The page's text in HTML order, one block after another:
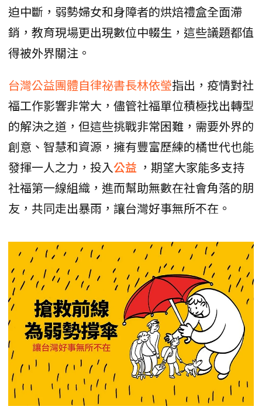
迫中斷，弱勢婦女和身障者的烘焙禮盒全面滯
銷，教育現場更出現數位中輟生，這些議題都值
得被外界關注。
台灣公益團體自律祕書長林依瑩指出，疫情對社
福工作影響非常大，儘管社福單位積極找出轉型
的解決之道，但這些挑戰非常困難，需要外界的
創意、智慧和資源，擁有豐富歷練的橘世代也能
發揮一人之力，投入公益 ，期望大家能多支持
社福第一線組織，進而幫助無數在社會角落的朋
友，共同走出暴雨，讓台灣好事無所不在。